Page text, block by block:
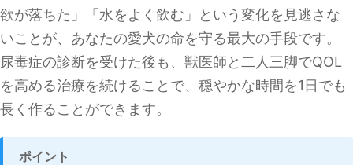
欲が落ちた」「水をよく飲む」という変化を見逃さな
いことが、あなたの愛犬の命を守る最大の手段です。
尿毒症の診断を受けた後も、獣医師と二人三脚でQOL
を高める治療を続けることで、穏やかな時間を1日でも
長く作ることができます。
ポイント